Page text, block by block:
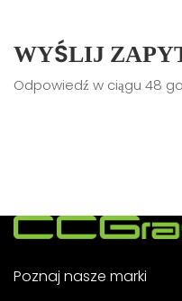
WYŚLIJ
Odpowiedź w ciągu 48
Poznaj nasze marki